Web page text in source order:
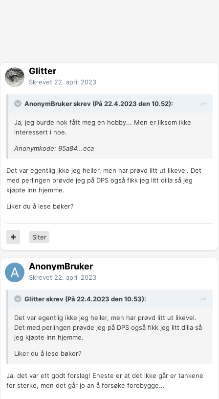
Glitter
Skrevet 22. april 2023
AnonymBruker skrev (På 22.4.2023 den 10.52):
Ja, jeg burde nok fått meg en hobby... Men er liksom ikke
interessert i noe.
Anonymkode: 95a84...eca
Det var egentlig ikke jeg heller, men har prøvd litt ut likevel. Det
med perlingen prøvde jeg på DPS også fikk jeg litt dilla så jeg
kjøpte inn hjemme.
Liker du å lese bøker?
Siter
AnonymBruker
Skrevet 22. april 2023
Glitter skrev (På 22.4.2023 den 10.53):
Det var egentlig ikke jeg heller, men har prøvd litt ut likevel.
Det med perlingen prøvde jeg på DPS også fikk jeg litt dilla så
jeg kjøpte inn hjemme.
Liker du å lese bøker?
Ja, det var ett godt forslag! Eneste er at det ikke går er tankene
for sterke, men det går jo an å forsøke forebygge...